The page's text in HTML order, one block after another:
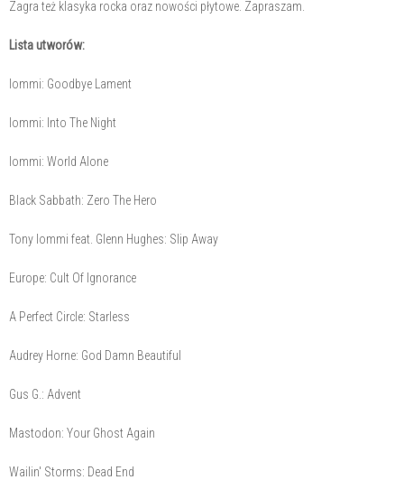
Zagra też klasyka rocka oraz nowości płytowe. Zapraszam.
Lista utworów:
Iommi: Goodbye Lament
Iommi: Into The Night
Iommi: World Alone
Black Sabbath: Zero The Hero
Tony Iommi feat. Glenn Hughes: Slip Away
Europe: Cult Of Ignorance
A Perfect Circle: Starless
Audrey Horne: God Damn Beautiful
Gus G.: Advent
Mastodon: Your Ghost Again
Wailin' Storms: Dead End